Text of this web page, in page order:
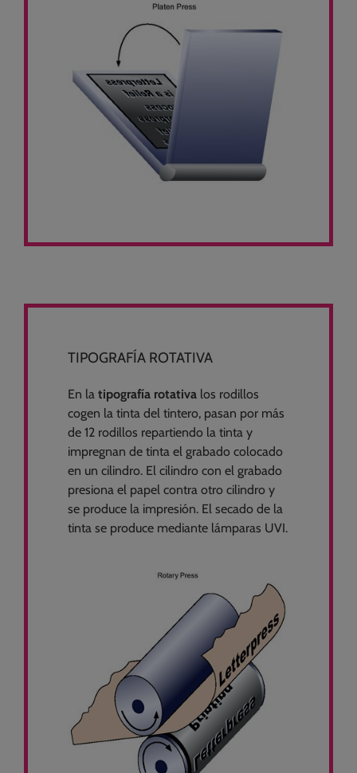
TIPOGRAFÍA ROTATIVA
En la tipografía rotativa los rodillos
cogen la tinta del tintero, pasan por más
de 12 rodillos repartiendo la tinta y
impregnan de tinta el grabado colocado
en un cilindro. El cilindro con el grabado
presiona el papel contra otro cilindro y
se produce la impresión. El secado de la
tinta se produce mediante lámparas UVI.